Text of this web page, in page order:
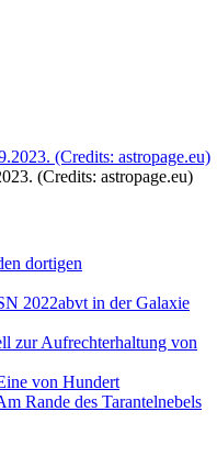
(Credits: astropage.eu)
dortigen
2022abvt in der Galaxie
zur Aufrechterhaltung von
von Hundert
Rande des Tarantelnebels